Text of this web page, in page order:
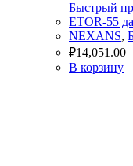
Быстрый
ETOR-55
NEXANS,
₽14,051.00
В корзину